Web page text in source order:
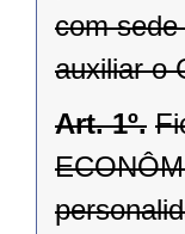
com
auxiliar o
Art. 1º.